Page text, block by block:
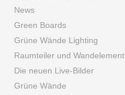
News
Green Boards
Grüne Wände Lighting
Raumteiler und Wandelement
Die neuen Live-Bilder
Grüne Wände